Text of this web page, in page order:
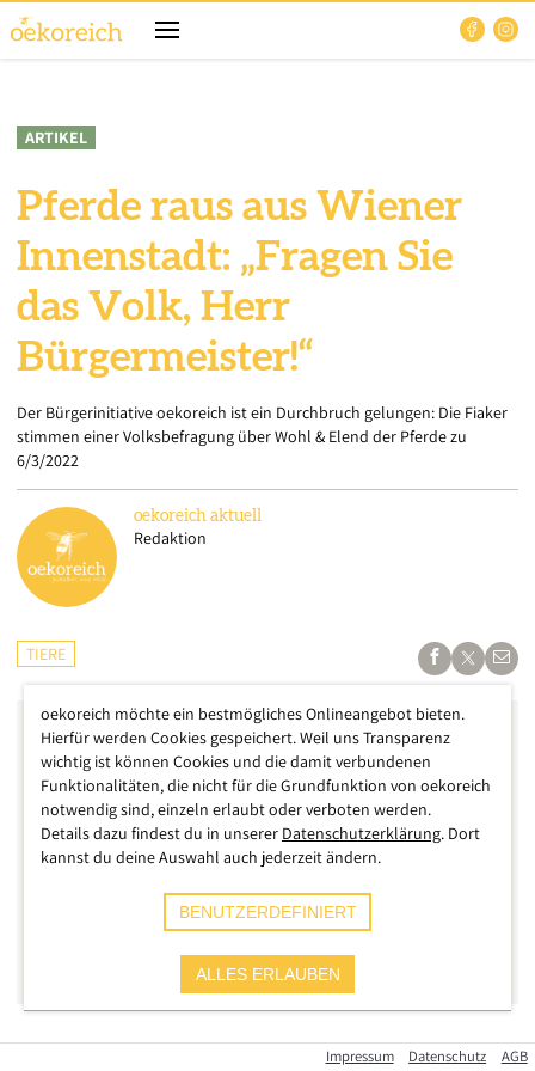
ARTIKEL
Pferde raus aus Wiener
Innenstadt: „Fragen Sie
das Volk, Herr
Bürgermeister!“
Der Bürgerinitiative oekoreich ist ein Durchbruch gelungen: Die Fiaker
stimmen einer Volksbefragung über Wohl & Elend der Pferde zu
6/3/2022
oekoreich aktuell
Redaktion
TIERE
Seit Jahren wird in Wien und anderen Städten darüber
Impressum Datenschutz AGB
oekoreich möchte ein bestmögliches Onlineangebot bieten.
Hierfür werden Cookies gespeichert. Weil uns Transparenz
wichtig ist können Cookies und die damit verbundenen
Funktionalitäten, die nicht für die Grundfunktion von oekoreich
notwendig sind, einzeln erlaubt oder verboten werden.
Details dazu findest du in unserer Datenschutzerklärung. Dort
kannst du deine Auswahl auch jederzeit ändern.
BENUTZERDEFINIERT
ALLES ERLAUBEN